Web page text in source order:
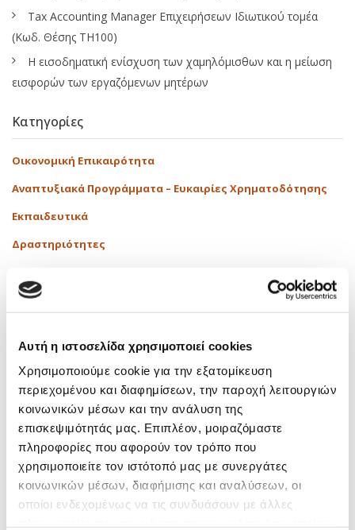
Αυτή η ιστοσελίδα χρησιμοποιεί cookies
Χρησιμοποιούμε cookie για την εξατομίκευση
περιεχομένου και διαφημίσεων, την παροχή λειτουργιών
κοινωνικών μέσων και την ανάλυση της
επισκεψιμότητάς μας. Επιπλέον, μοιραζόμαστε
πληροφορίες που αφορούν τον τρόπο που
χρησιμοποιείτε τον ιστότοπό μας με συνεργάτες
κοινωνικών μέσων, διαφήμισης και αναλύσεων, οι
οποίοι ενδεχομένως να τις συνδυάσουν με άλλες
Tax Accounting Manager Επιχειρήσεων Ιδιωτικού τομέα
(Κωδ. Θέσης ΤΗ100)
Η εισοδηματική ενίσχυση των χαμηλόμισθων και η μείωση
εισφορών των εργαζόμενων μητέρων
Κατηγορίες
Οικονομική Επικαιρότητα
Αναπτυξιακά Προγράμματα – Ευκαιρίες Χρηματοδότησης
Εκπαιδευτικά
Δραστηριότητες
Νόμοι – Εγκύκλιοι
Tags
AI Και Φορολογία (1) (1) E-Timologia
(1)
E-Ναυλοσύμφωνο(1) EInvoicing(1) Iapa(1) JobFestival
Karta Ergasias(1) Market Pass(2) MyData(3) Naytemporiki
Thessaloniki Tax Forum(2) Transfer Pricing(1) Α.Α.Δ.Ε.
Α.Π. 54789
Δημογραφικό Δημόσια Περιουσία
Δημόσιο (5) Διαφάνεια(1) Διαχείριση Κινδύνων(1) ΕΡΓΑΝΗ
ΕΣΔΙΜ(4) Εσωτερικός Έλεγχος(12) Κατάρτιση(1) Μισθοδοσία(1)